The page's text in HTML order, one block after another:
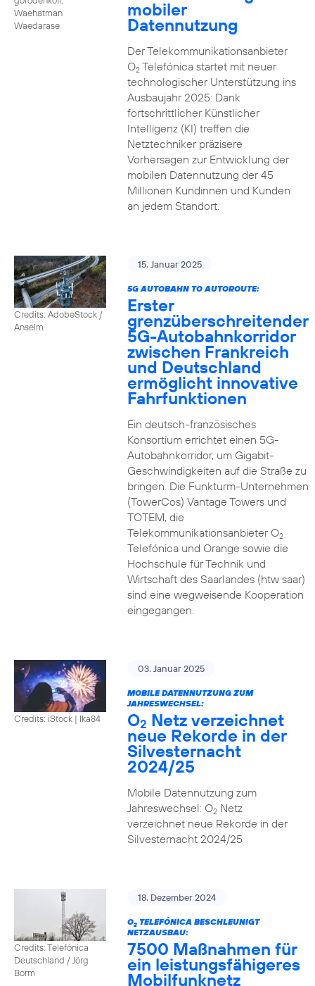
Waehatman
Waedarase
mobiler
Datennutzung
Der Telekommunikationsanbieter
O2Telefónica startet mit neuer
technologischer Unterstützung ins
Ausbaujahr 2025: Dank
fortschrittlicher Künstlicher
Intelligenz (KI) treffen die
Netztechniker präzisere
Vorhersagen zur Entwicklung der
mobilen Datennutzung der 45
Millionen Kundinnen und Kunden
an jedem Standort.
Credits: AdobeStock /
Anselm
15. Januar 2025
5G AUTOBAHN TO AUTOROUTE:
Erster
grenzüberschreitender
5G-Autobahnkorridor
zwischen Frankreich
und Deutschland
ermöglicht innovative
Fahrfunktionen
Ein deutsch-französisches
Konsortium errichtet einen 5G-
Autobahnkorridor, um Gigabit-
Geschwindigkeiten auf die Straße zu
bringen. Die Funkturm-Unternehmen
(TowerCos) Vantage Towers und
TOTEM, die
Telekommunikationsanbieter O2
Telefónica und Orange sowie die
Hochschule für Technik und
Wirtschaft des Saarlandes (htw saar)
sind eine wegweisende Kooperation
eingegangen.
Credits: iStock | Ika84
03. Januar 2025
MOBILE DATENNUTZUNG ZUM
JAHRESWECHSEL:
O2 Netz verzeichnet
neue Rekorde in der
Silvesternacht
2024/25
Mobile Datennutzung zum
Jahreswechsel: O2Netz
verzeichnet neue Rekorde in der
Silvesternacht 2024/25
Credits: Telefónica
Deutschland / Jörg
Borm
18. Dezember 2024
O2TELEFÓNICA BESCHLEUNIGT
NETZAUSBAU:
7500 Maßnahmen für
ein leistungsfähigeres
Mobilfunknetz